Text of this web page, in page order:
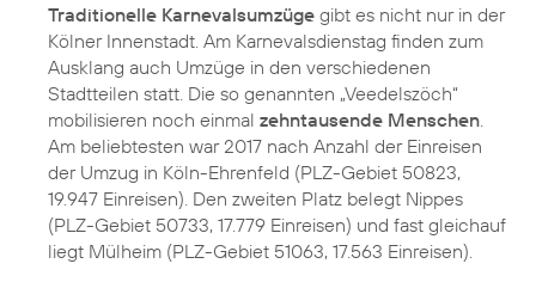
Traditionelle Karnevalsumzüge gibt es nicht nur in der
Kölner Innenstadt. Am Karnevalsdienstag finden zum
Ausklang auch Umzüge in den verschiedenen
Stadtteilen statt. Die so genannten „Veedelszöch“
mobilisieren noch einmal zehntausende Menschen
Am beliebtesten war 2017 nach Anzahl der Einreisen
der Umzug in Köln-Ehrenfeld (PLZ-Gebiet 50823,
19.947 Einreisen). Den zweiten Platz belegt Nippes
(PLZ-Gebiet 50733, 17.779 Einreisen) und fast gleichauf
liegt Mülheim (PLZ-Gebiet 51063, 17.563 Einreisen).